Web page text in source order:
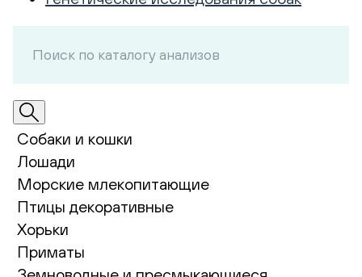
Собаки и кошки
Лошади
Морские млекопитающие
Птицы декоративные
Хорьки
Приматы